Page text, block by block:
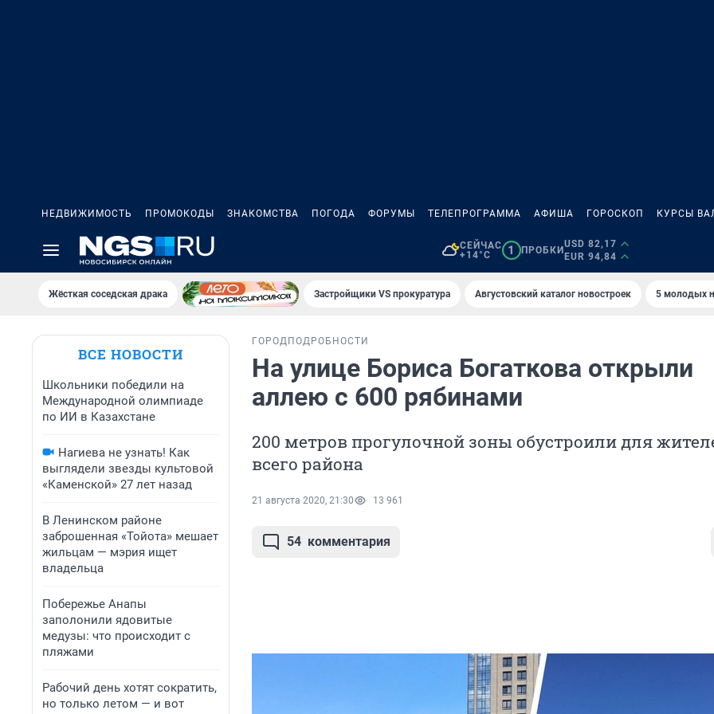
НЕДВИЖИМОСТЬ ПРОМОКОДЫ ЗНАКОМСТВА ПОГОДА ФОРУМЫ ТЕЛЕПРОГРАММА АФИША ГОРОСКОП КУРСЫ
СЕЙЧАС
+14°C
1 ПРОБКИ
USD 82,17
EUR 94,84
Жёсткая соседская драка Застройщики VS прокуратура Августовский каталог новостроек 5 молодых
ВСЕ НОВОСТИ
Школьники победили на
Международной олимпиаде
по ИИ в Казахстане
Нагиева не узнать! Как
выглядели звезды культовой
«Каменской» 27 лет назад
В Ленинском районе
заброшенная «Тойота» мешает
жильцам — мэрия ищет
владельца
Побережье Анапы
заполонили ядовитые
медузы: что происходит с
пляжами
Рабочий день хотят сократить,
но только летом — и вот
ГОРОД ПОДРОБНОСТИ
На улице Бориса Богаткова открыли
аллею с 600 рябинами
200 метров прогулочной зоны обустроили для
всего района
21 августа 2020, 21:30 13 961
54 комментария